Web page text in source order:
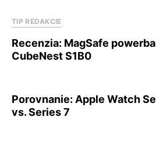
TIP REDAKCIE
Recenzia: MagSafe
CubeNest S1B0
Porovnanie: Apple Watch
vs. Series 7